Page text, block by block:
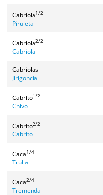
Cabriola1/2
Piruleta
Cabriola2/2
Cabriolá
Cabriolas
Jirigoncia
Cabrito1/2
Chivo
Cabrito2/2
Cabrito
Caca1/4
Trulla
Caca2/4
Tremenda